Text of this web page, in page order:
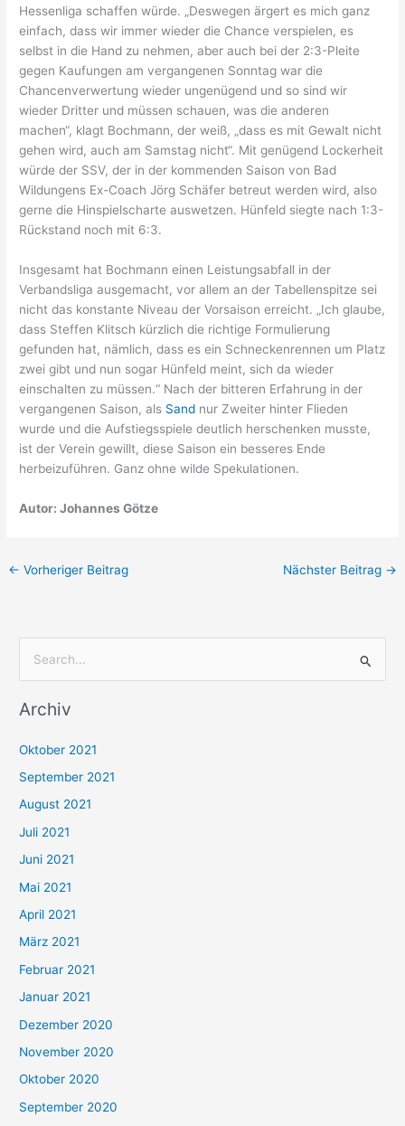
Hessenliga schaffen würde. „Deswegen ärgert es mich ganz
einfach, dass wir immer wieder die Chance verspielen, es
selbst in die Hand zu nehmen, aber auch bei der 2:3-Pleite
gegen Kaufungen am vergangenen Sonntag war die
Chancenverwertung wieder ungenügend und so sind wir
wieder Dritter und müssen schauen, was die anderen
machen“, klagt Bochmann, der weiß, „dass es mit Gewalt nicht
gehen wird, auch am Samstag nicht“. Mit genügend Lockerheit
würde der SSV, der in der kommenden Saison von Bad
Wildungens Ex-Coach Jörg Schäfer betreut werden wird, also
gerne die Hinspielscharte auswetzen. Hünfeld siegte nach 1:3-
Rückstand noch mit 6:3.
Insgesamt hat Bochmann einen Leistungsabfall in der
Verbandsliga ausgemacht, vor allem an der Tabellenspitze sei
nicht das konstante Niveau der Vorsaison erreicht. „Ich glaube,
dass Steffen Klitsch kürzlich die richtige Formulierung
gefunden hat, nämlich, dass es ein Schneckenrennen um Platz
zwei gibt und nun sogar Hünfeld meint, sich da wieder
einschalten zu müssen.“ Nach der bitteren Erfahrung in der
vergangenen Saison, als Sand nur Zweiter hinter Flieden
wurde und die Aufstiegsspiele deutlich herschenken musste,
ist der Verein gewillt, diese Saison ein besseres Ende
herbeizuführen. Ganz ohne wilde Spekulationen.
Autor: Johannes Götze
← Vorheriger Beitrag Nächster Beitrag →
c
n
n
a
c
h
:
Archiv
Oktober 2021
September 2021
August 2021
Juli 2021
Juni 2021
Mai 2021
April 2021
März 2021
Februar 2021
Januar 2021
Dezember 2020
November 2020
Oktober 2020
September 2020